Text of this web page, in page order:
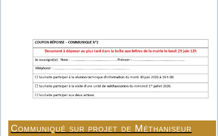
Communiqué sur projet de Méthaniseur